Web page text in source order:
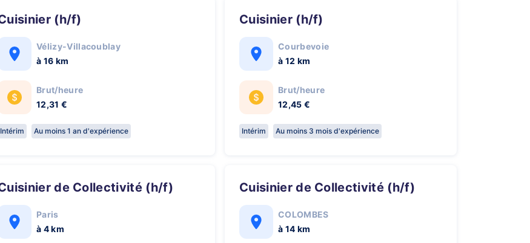
Cuisinier (h/f)
Vélizy-Villacoublay
à 16 km
Brut/heure
12,31 €
Intérim Au moins 1 an d'expérience
Cuisinier (h/f)
Courbevoie
à 12 km
Brut/heure
12,45 €
Intérim Au moins 3 mois d'expérience
Cuisinier de Collectivité (h/f)
Paris
à 4 km
Cuisinier de Collectivité (h/f)
COLOMBES
à 14 km